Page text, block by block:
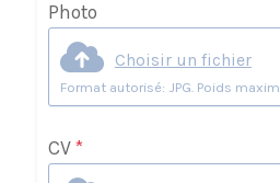
Photo
Choisir un fichier
Format autorisé: JPG. Poids
CV *